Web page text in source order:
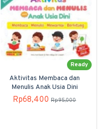
Ready
Aktivitas Membaca dan
Menulis Anak Usia Dini
Rp68,400 Rp95,000